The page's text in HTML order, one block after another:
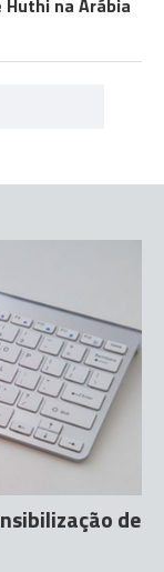
na Arábia
de